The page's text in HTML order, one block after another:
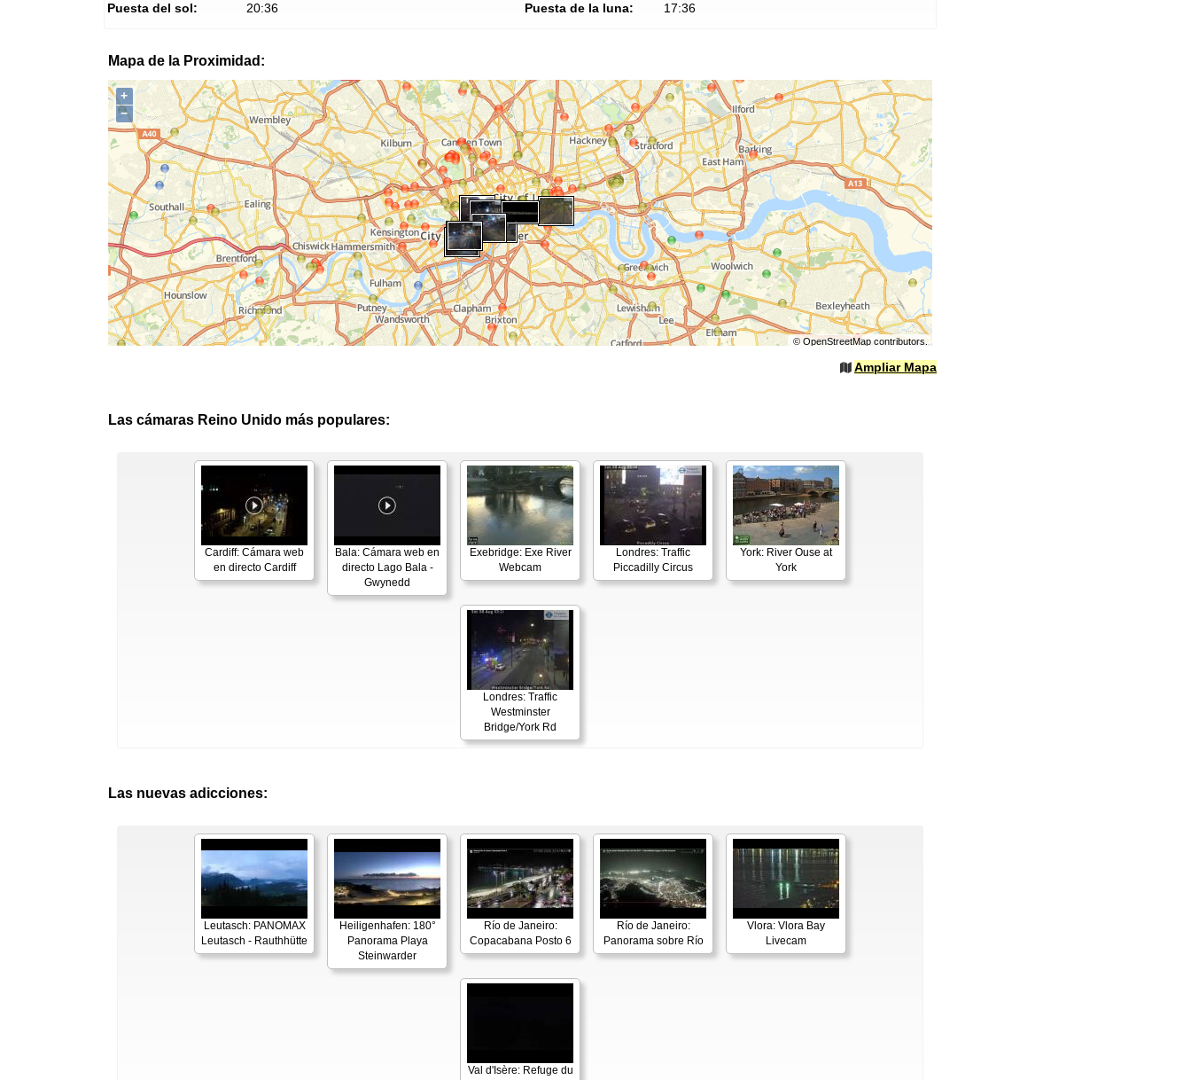
Puesta del sol:
20:36
Puesta de la luna:
17:36
Mapa de la Proximidad:
+
−
©OpenStreetMapcontributors.
Ampliar Mapa
Las cámaras Reino Unido más populares:
Cardiff: Cámara web
en directo Cardiff
Bala: Cámara web en
directo Lago Bala -
Gwynedd
Exebridge: Exe River
Webcam
Londres: Traffic
Piccadilly Circus
York: River Ouse at
York
Londres: Traffic
Westminster
Bridge/York Rd
Las nuevas adicciones:
Leutasch: PANOMAX
Leutasch - Rauthhütte
Heiligenhafen: 180°
Panorama Playa
Steinwarder
Río de Janeiro:
Copacabana Posto 6
Río de Janeiro:
Panorama sobre Río
Vlora: Vlora Bay
Livecam
Val d'Isère: Refuge du